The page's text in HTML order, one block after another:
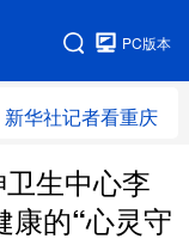
PC版本
新华社记者看重庆
卫生中心李
康的“心灵守